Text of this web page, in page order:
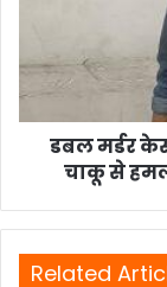
महिला
और
मासूम
हमला,
की
डबल मर्डर
चाकू से
Related